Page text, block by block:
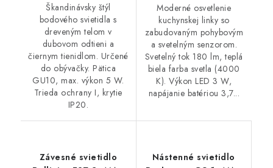
Škandinávsky štýl
bodového svietidla s
dreveným telom v
dubovom odtieni a
čiernym tienidlom. Určené
do obývačky. Pätica
GU10, max. výkon 5 W.
Trieda ochrany I, krytie
IP20.
Moderné osvetlenie
kuchynskej linky so
zabudovaným pohybovým
a svetelným senzorom.
Svetelný tok 180 lm, teplá
biela farba svetla (4000
K). Výkon LED 3 W,
napájanie batériou 3,7...
Závesné svietidlo
Nástenné svietidlo